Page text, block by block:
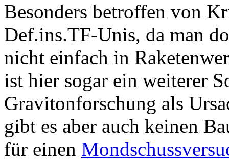
Besonders betroffen von
Def.ins.TF-Unis, da man
nicht einfach in
ist hier sogar ein weiterer
Gravitonforschung als
gibt es aber auch keinen
für einen